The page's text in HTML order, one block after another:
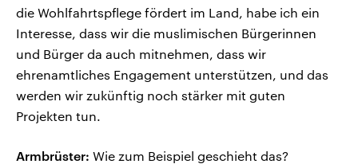
die Wohlfahrtspflege fördert im Land, habe ich ein
Interesse, dass wir die muslimischen Bürgerinnen
und Bürger da auch mitnehmen, dass wir
ehrenamtliches Engagement unterstützen, und das
werden wir zukünftig noch stärker mit guten
Projekten tun.
Armbrüster: Wie zum Beispiel geschieht das?